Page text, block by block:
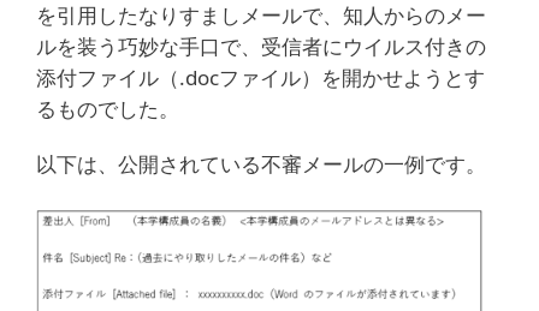
を引用したなりすましメールで、知人からのメー
ルを装う巧妙な手口で、受信者にウイルス付きの
添付ファイル（.docファイル）を開かせようとす
るものでした。
以下は、公開されている不審メールの一例です。